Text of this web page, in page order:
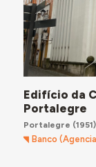
Edifício da
Portalegre
Portalegre (1951)
Banco